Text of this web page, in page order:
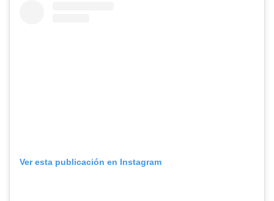
Ver esta publicación en Instagram